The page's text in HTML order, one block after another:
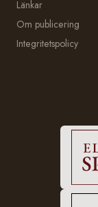
Länkar
Om publicering
Integritetspolicy